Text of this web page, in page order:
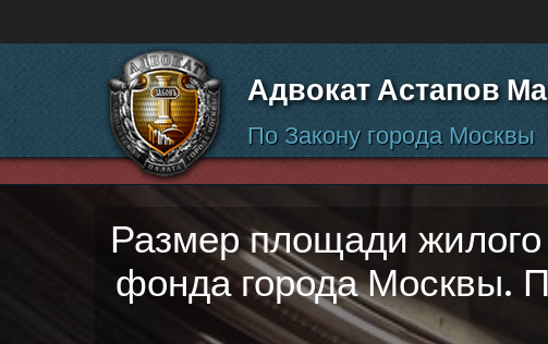
Адвокат Астапов
По Закону города Москвы
Размер площади
фонда города Москвы.